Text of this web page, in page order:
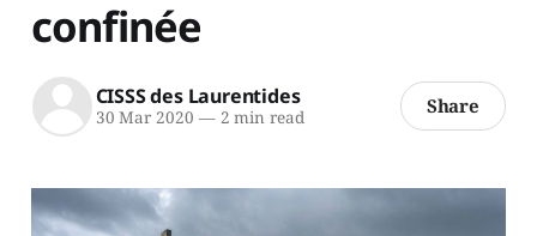
confinée
CISSS des Laurentides
30 Mar 2020 —2 min read Share